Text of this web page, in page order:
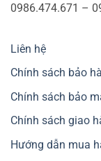
0986.474.671 –
Liên hệ
Chính sách bảo
Chính sách bảo
Chính sách giao
Hướng dẫn mua